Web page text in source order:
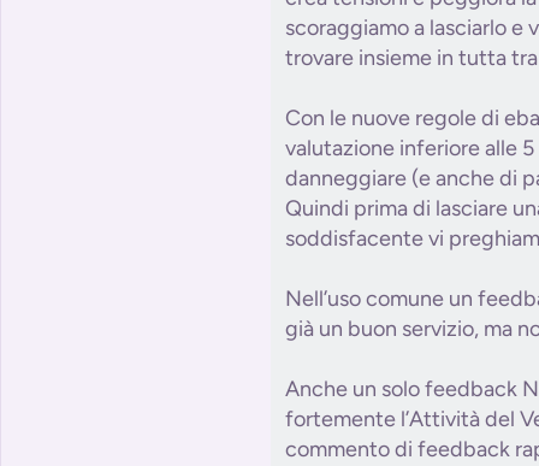
scoraggiamo a lasciarlo e
trovare insieme in tutta
Con le nuove regole di
valutazione inferiore alle
danneggiare (e anche di
Quindi prima di lasciare
soddisfacente vi
Nell’uso comune un
già un buon servizio, ma
Anche un solo feedback
fortemente l’Attività del
commento di feedback